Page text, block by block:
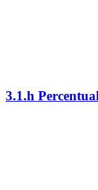
3.1.h